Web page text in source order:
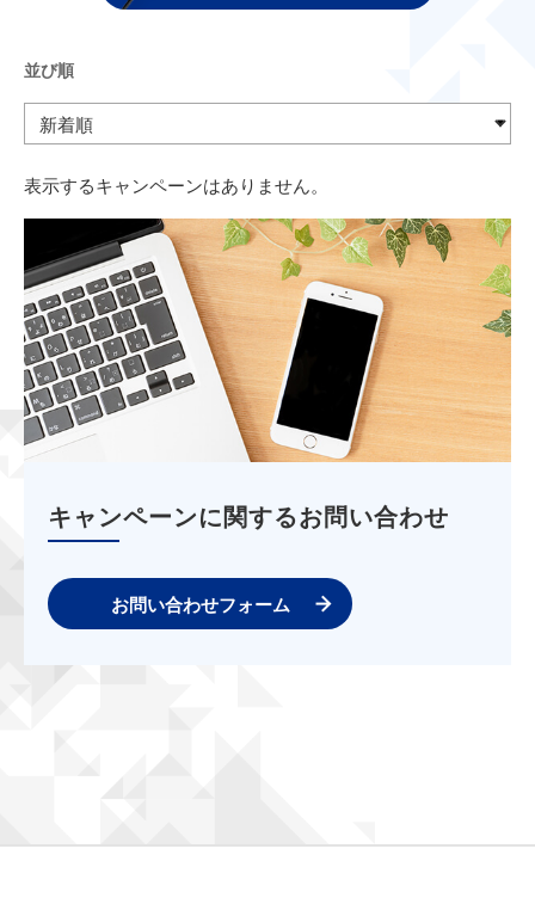
並び順
表示するキャンペーンはありません。
キャンペーンに関するお問い合わせ
お問い合わせフォーム